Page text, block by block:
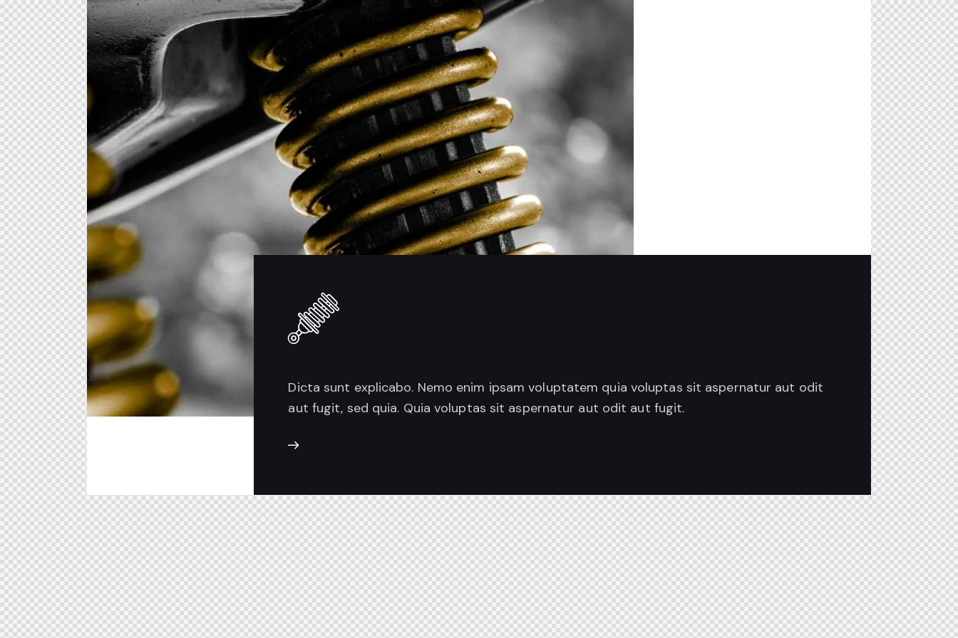
Dicta sunt explicabo. Nemo enim ipsam voluptatem quia voluptas sit aspernatur aut odit
aut fugit, sed quia. Quia voluptas sit aspernatur aut odit aut fugit.